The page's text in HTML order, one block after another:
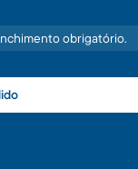
obrigatório.